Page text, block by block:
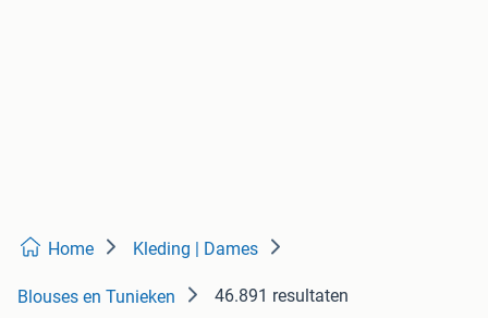
Home Kleding | Dames
Blouses en Tunieken 46.891 resultaten